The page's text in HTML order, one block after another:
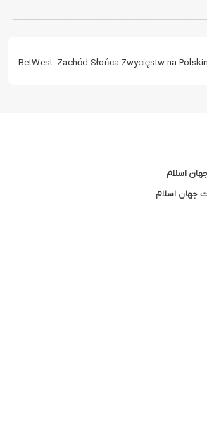
BetWest: Zachód Słońca Zwycięstw na
اسلام
جهان اسلام